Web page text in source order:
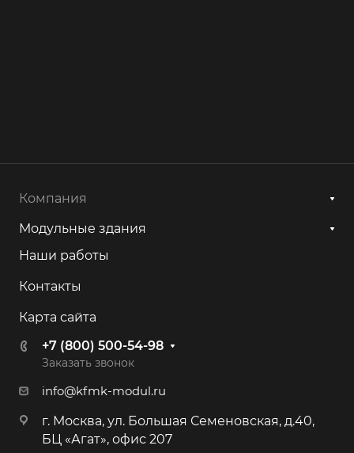
Компания
Модульные здания
Наши работы
Контакты
Карта сайта
+7 (800) 500-54-98
Заказать звонок
info@kfmk-modul.ru
г. Москва, ул. Большая Семеновская, д.40,
БЦ «Агат», офис 207